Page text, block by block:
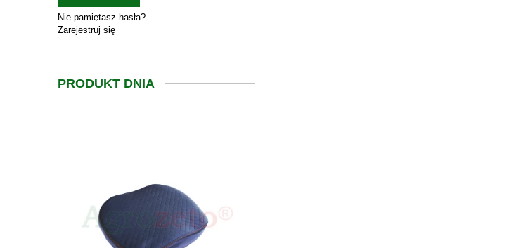
Nie pamiętasz hasła?
Zarejestruj się
PRODUKT DNIA